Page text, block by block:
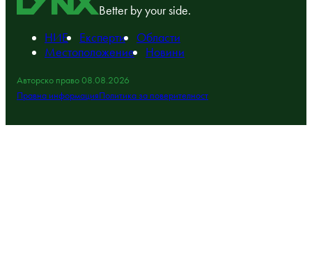
Better by your side.
НИЕ
Експерти
Области
Местоположение
Новини
Авторско право 08.08.2026
Правна информацияПолитика за поверителност